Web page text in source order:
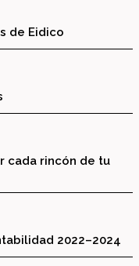
de Eidico
cada rincón de tu
2022–2024